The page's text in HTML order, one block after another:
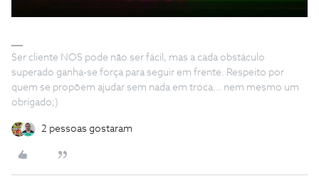
Ser cliente NOS pode não ser fácil, mas a cada obstáculo
superado ganha-se força para seguir em frente. Respeito por
quem se propõem ajudar sem nada em troca... nem mesmo um
obrigado;)
2 pessoas gostaram